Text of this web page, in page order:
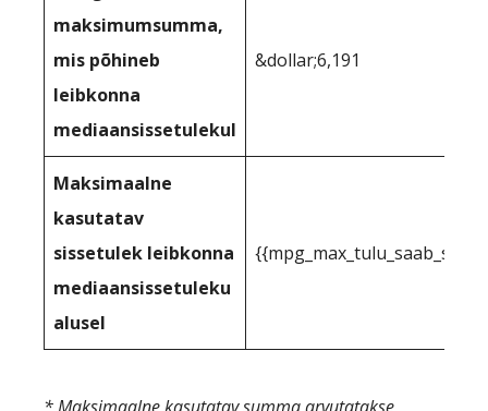
maksimumsumma,
mis põhineb
leibkonna
mediaansissetulekul
&dollar;6,191
Maksimaalne
kasutatav
sissetulek leibkonna
mediaansissetuleku
alusel